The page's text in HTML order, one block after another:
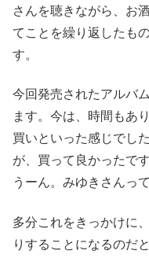
さんを聴きながら、お
てことを繰り返したも
す。
今回発売されたアルバ
ます。今は、時間もあ
買いといった感じでし
が、買って良かったです
うーん。みゆきさんっ
多分これをきっかけに
りすることになるのだ